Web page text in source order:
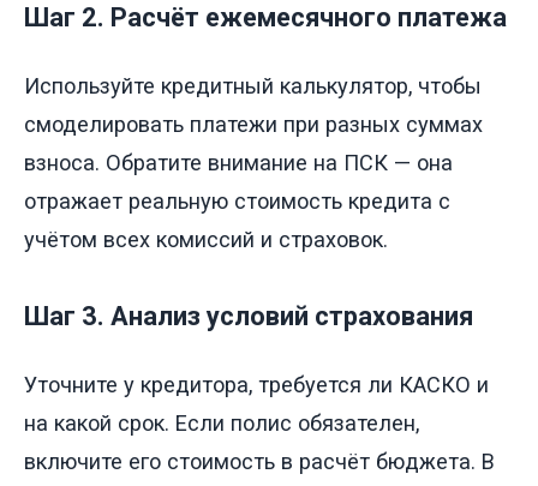
Шаг 2. Расчёт ежемесячного платежа
Используйте кредитный калькулятор, чтобы
смоделировать платежи при разных суммах
взноса. Обратите внимание на ПСК — она
отражает реальную стоимость кредита с
учётом всех комиссий и страховок.
Шаг 3. Анализ условий страхования
Уточните у кредитора, требуется ли КАСКО и
на какой срок. Если полис обязателен,
включите его стоимость в расчёт бюджета. В